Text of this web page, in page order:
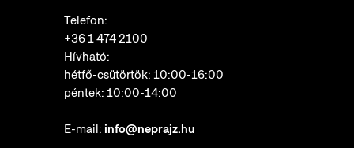
Telefon:
+36 1 474 2100
Hívható:
hétfő-csütörtök: 10:00-16:00
péntek: 10:00-14:00
E-mail: info@neprajz.hu